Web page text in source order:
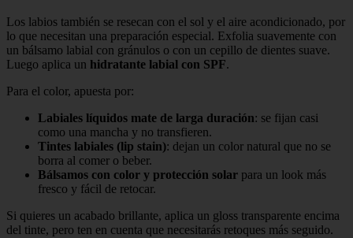
Los labios también se resecan con el sol y el aire acondicionado, por
lo que necesitan una preparación especial. Exfolia suavemente con
un bálsamo labial con gránulos o con un cepillo de dientes suave.
Luego aplica un hidratante labial con SPF.
Para el color, apuesta por:
Labiales líquidos mate de larga duración: se fijan casi
como una mancha y no transfieren.
Tintes labiales (lip stain): dejan un color natural que no se
borra al comer o beber.
Bálsamos con color y protección solar para un look más
fresco y fácil de retocar.
Si quieres un acabado brillante, aplica un gloss transparente encima
del tinte, pero ten en cuenta que necesitarás retoques más seguido.